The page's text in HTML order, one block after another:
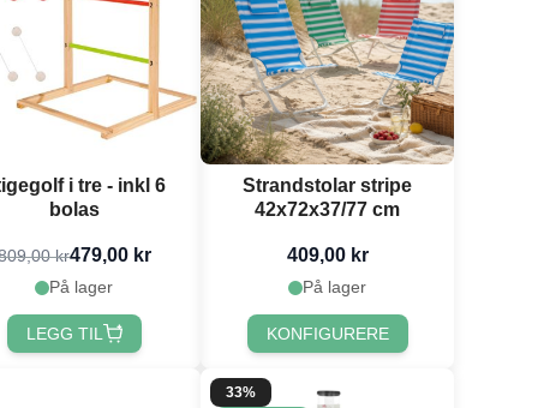
i tre - inkl 6
bolas
kr479,00 kr
På lager
LEGG TIL
Strandstolar stripe
42x72x37/77 cm
409,00 kr
På lager
KONFIGURERE
33%